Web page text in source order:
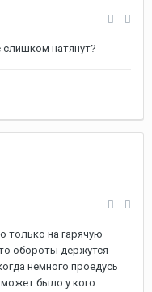
слишком натянут?
только на гарячую
обороты держутся
немного проедусь
было у кого